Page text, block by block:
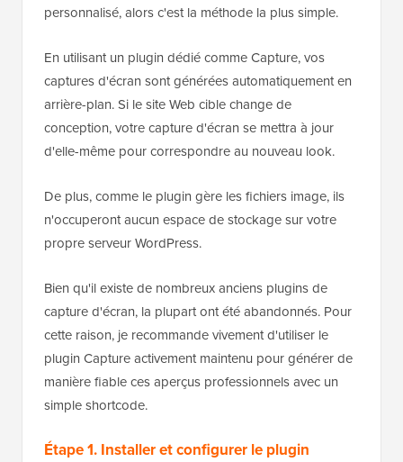
personnalisé, alors c'est la méthode la plus simple.
En utilisant un plugin dédié comme Capture, vos
captures d'écran sont générées automatiquement en
arrière-plan. Si le site Web cible change de
conception, votre capture d'écran se mettra à jour
d'elle-même pour correspondre au nouveau look.
De plus, comme le plugin gère les fichiers image, ils
n'occuperont aucun espace de stockage sur votre
propre serveur WordPress.
Bien qu'il existe de nombreux anciens plugins de
capture d'écran, la plupart ont été abandonnés. Pour
cette raison, je recommande vivement d'utiliser le
plugin Capture activement maintenu pour générer de
manière fiable ces aperçus professionnels avec un
simple shortcode.
Étape 1. Installer et configurer le plugin